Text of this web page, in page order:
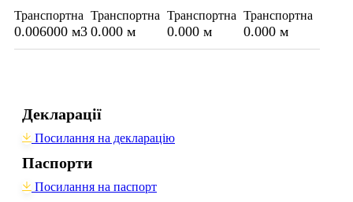
Транспортна
0.006000 м3
Транспортна
0.000 м
Транспортна
0.000 м
Транспортна
0.000 м
Декларації
Посилання на декларацію
Паспорти
Посилання на паспорт